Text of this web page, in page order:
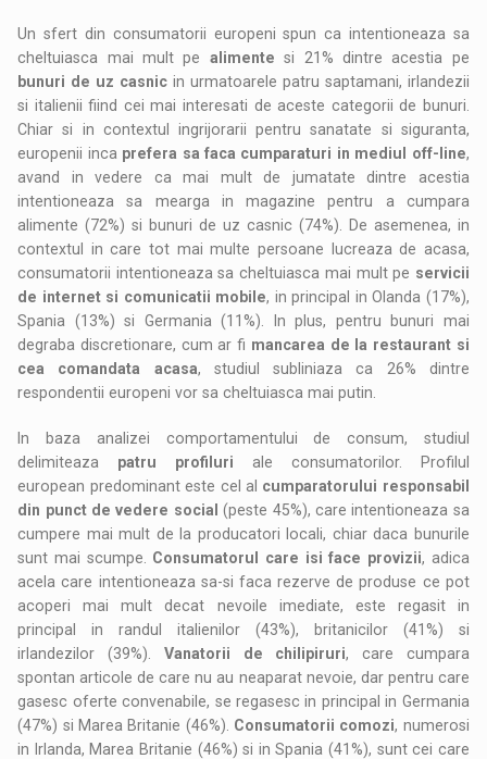
Un sfert din consumatorii europeni spun ca intentioneaza sa
cheltuiasca mai mult pe alimente si 21% dintre acestia pe
bunuri de uz casnic in urmatoarele patru saptamani, irlandezii
si italienii fiind cei mai interesati de aceste categorii de bunuri.
Chiar si in contextul ingrijorarii pentru sanatate si siguranta,
europenii inca prefera sa faca cumparaturi in mediul off-line,
avand in vedere ca mai mult de jumatate dintre acestia
intentioneaza sa mearga in magazine pentru a cumpara
alimente (72%) si bunuri de uz casnic (74%). De asemenea, in
contextul in care tot mai multe persoane lucreaza de acasa,
consumatorii intentioneaza sa cheltuiasca mai mult pe servicii
de internet si comunicatii mobile, in principal in Olanda (17%),
Spania (13%) si Germania (11%). In plus, pentru bunuri mai
degraba discretionare, cum ar fi mancarea de la restaurant si
cea comandata acasa, studiul subliniaza ca 26% dintre
respondentii europeni vor sa cheltuiasca mai putin.
In baza analizei comportamentului de consum, studiul
delimiteaza patru profiluri ale consumatorilor. Profilul
european predominant este cel al cumparatorului responsabil
din punct de vedere social (peste 45%), care intentioneaza sa
cumpere mai mult de la producatori locali, chiar daca bunurile
sunt mai scumpe. Consumatorul care isi face provizii, adica
acela care intentioneaza sa-si faca rezerve de produse ce pot
acoperi mai mult decat nevoile imediate, este regasit in
principal in randul italienilor (43%), britanicilor (41%) si
irlandezilor (39%). Vanatorii de chilipiruri, care cumpara
spontan articole de care nu au neaparat nevoie, dar pentru care
gasesc oferte convenabile, se regasesc in principal in Germania
(47%) si Marea Britanie (46%). Consumatorii comozi, numerosi
in Irlanda, Marea Britanie (46%) si in Spania (41%), sunt cei care